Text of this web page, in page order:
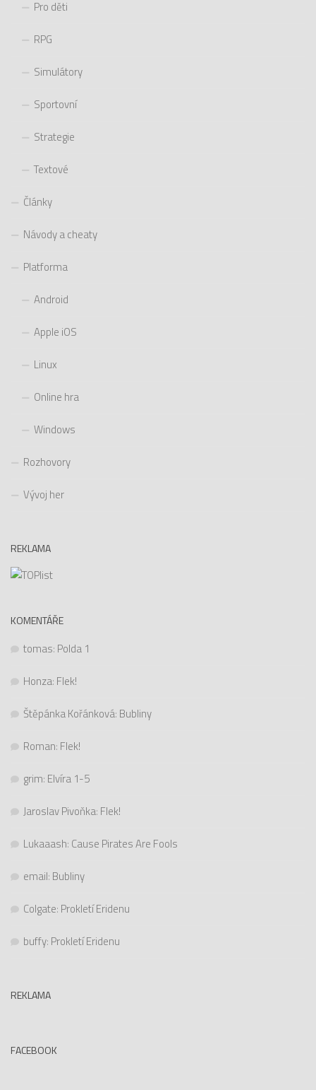
Pro děti
RPG
Simulátory
Sportovní
Strategie
Textové
Články
Návody a cheaty
Platforma
Android
Apple iOS
Linux
Online hra
Windows
Rozhovory
Vývoj her
REKLAMA
KOMENTÁŘE
tomas: Polda 1
Honza: Flek!
Štěpánka Kořánková: Bubliny
Roman: Flek!
grim: Elvíra 1-5
Jaroslav Pivoňka: Flek!
Lukaaash: Cause Pirates Are Fools
email: Bubliny
Colgate: Prokletí Eridenu
buffy: Prokletí Eridenu
REKLAMA
FACEBOOK